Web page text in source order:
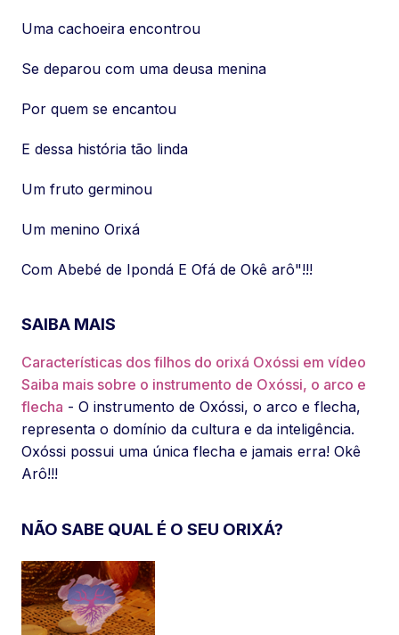
Uma cachoeira encontrou
Se deparou com uma deusa menina
Por quem se encantou
E dessa história tão linda
Um fruto germinou
Um menino Orixá
Com Abebé de Ipondá E Ofá de Okê arô"!!!
SAIBA MAIS
Características dos filhos do orixá Oxóssi em vídeo
Saiba mais sobre o instrumento de Oxóssi, o arco e
flecha - O instrumento de Oxóssi, o arco e flecha,
representa o domínio da cultura e da inteligência.
Oxóssi possui uma única flecha e jamais erra! Okê
Arô!!!
NÃO SABE QUAL É O SEU ORIXÁ?